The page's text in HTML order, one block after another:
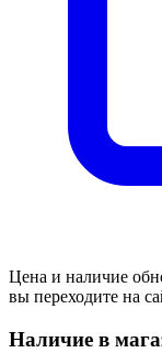
Цена и наличие
вы переходите на
Наличие в